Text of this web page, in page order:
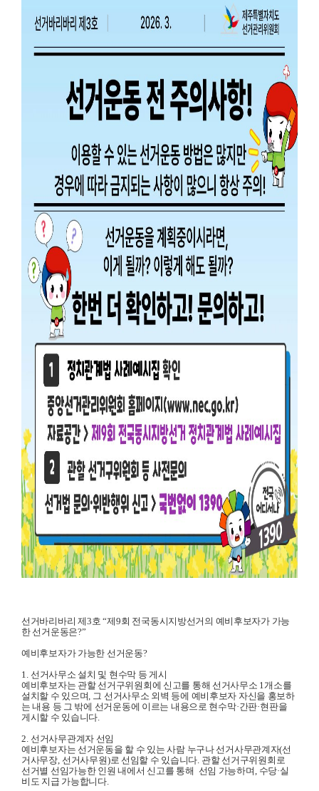
선거바리바리 제3호“제9회 전국동시지방선거의 예비후보자가 가능
한 선거운동은?”
예비후보자가 가능한 선거운동?
1. 선거사무소 설치 및 현수막 등 게시
예비후보자는 관할 선거구위원회에 신고를 통해 선거사무소 1개소를
설치할 수 있으며, 그 선거사무소 외벽 등에 예비후보자 자신을 홍보하
는 내용 등 그 밖에 선거운동에 이르는 내용으로 현수막·간판·현판을
게시할 수 있습니다.
2. 선거사무관계자 선임
예비후보자는 선거운동을 할 수 있는 사람 누구나 선거사무관계자(선
거사무장, 선거사무원)로 선임할 수 있습니다. 관할 선거구위원회로
선거별 선임가능한 인원 내에서 신고를 통해 선임 가능하며, 수당·실
비도 지급 가능합니다.